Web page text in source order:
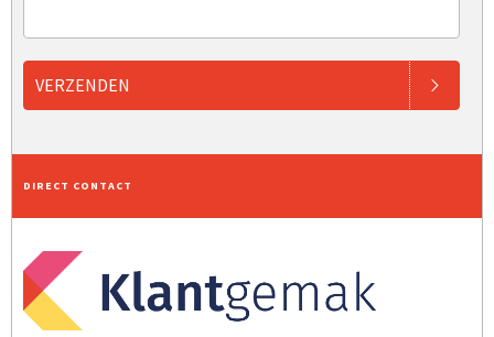
VERZENDEN
DIRECT CONTACT